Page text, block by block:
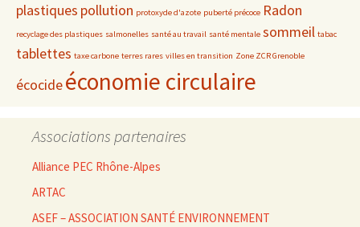
plastiques pollution protoxyde d'azote puberté précoce Radon
recyclage des plastiques salmonelles santé au travail santé mentale sommeil tabac
tablettes taxe carbone terres rares villes en transition Zone ZCR Grenoble
écocideéconomie circulaire
Associations partenaires
Alliance PEC Rhône-Alpes
ARTAC
ASEF – ASSOCIATION SANTÉ ENVIRONNEMENT